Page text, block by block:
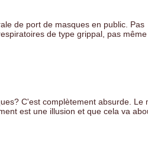
de port de masques en public. Pas
de type grippal, pas
C'est complètement absurde. Le
est une illusion et que cela va